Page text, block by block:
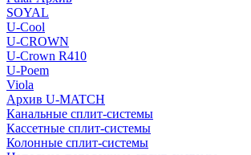
SOYAL
U-Cool
U-CROWN
U-Crown R410
U-Poem
Viola
Архив U-MATCH
Канальные сплит-системы
Кассетные сплит-системы
Колонные сплит-системы